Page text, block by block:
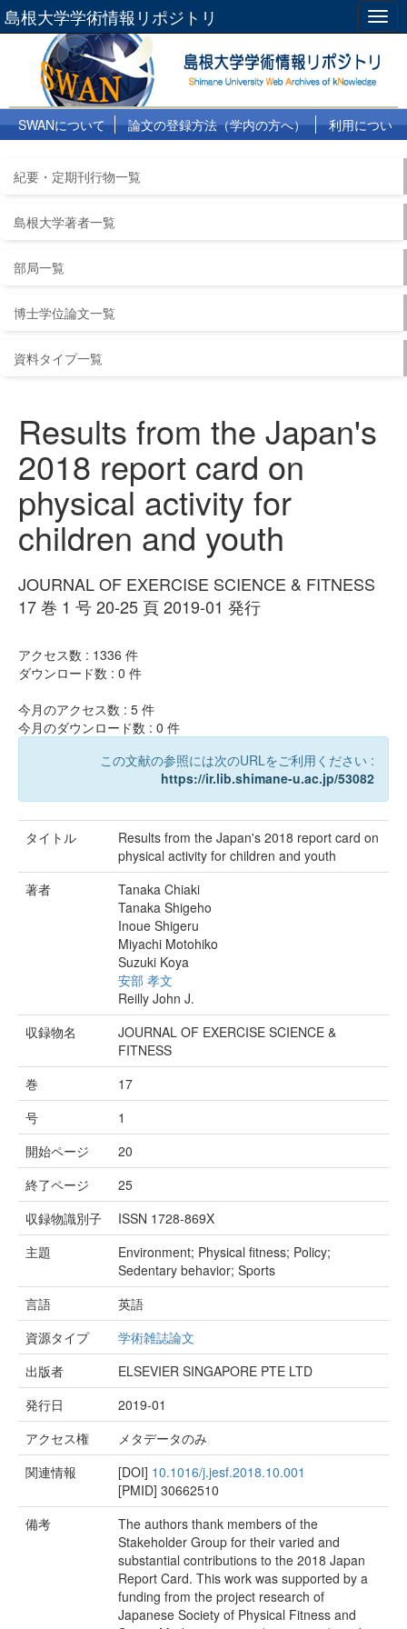
島根大学学術情報リポジトリ
SWANについて 論文の登録方法（学内の方へ）
利用につい
紀要・定期刊行物一覧
島根大学著者一覧
部局一覧
博士学位論文一覧
資料タイプ一覧
Results from the Japan's
2018 report card on
physical activity for
children and youth
JOURNAL OF EXERCISE SCIENCE & FITNESS
17 巻 1 号 20-25 頁 2019-01 発行
アクセス数 : 1336 件
ダウンロード数 : 0 件
今月のアクセス数 : 5 件
今月のダウンロード数 : 0 件
この文献の参照には次のURLをご利用ください :
https://ir.lib.shimane-u.ac.jp/53082
タイトル
Results from the Japan's 2018 report card on
physical activity for children and youth
著者
Tanaka Chiaki
Tanaka Shigeho
Inoue Shigeru
Miyachi Motohiko
Suzuki Koya
安部 孝文
Reilly John J.
収録物名
JOURNAL OF EXERCISE SCIENCE &
FITNESS
巻
17
号
1
開始ページ
20
終了ページ
25
収録物識別子
ISSN 1728-869X
主題
Environment; Physical fitness; Policy;
Sedentary behavior; Sports
言語
英語
資源タイプ
学術雑誌論文
出版者
ELSEVIER SINGAPORE PTE LTD
発行日
2019-01
アクセス権
メタデータのみ
関連情報
[DOI] 10.1016/j.jesf.2018.10.001
[PMID] 30662510
備考
The authors thank members of the
Stakeholder Group for their varied and
substantial contributions to the 2018 Japan
Report Card. This work was supported by a
funding from the project research of
Japanese Society of Physical Fitness and